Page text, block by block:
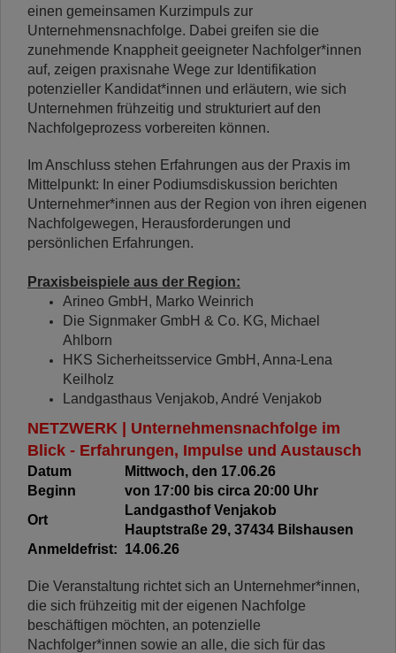
einen gemeinsamen Kurzimpuls zur
Unternehmensnachfolge. Dabei greifen sie die
zunehmende Knappheit geeigneter Nachfolger*innen
auf, zeigen praxisnahe Wege zur Identifikation
potenzieller Kandidat*innen und erläutern, wie sich
Unternehmen frühzeitig und strukturiert auf den
Nachfolgeprozess vorbereiten können.
Im Anschluss stehen Erfahrungen aus der Praxis im
Mittelpunkt: In einer Podiumsdiskussion berichten
Unternehmer*innen aus der Region von ihren eigenen
Nachfolgewegen, Herausforderungen und
persönlichen Erfahrungen.
Praxisbeispiele aus der Region:
Arineo GmbH, Marko Weinrich
Die Signmaker GmbH & Co. KG, Michael
Ahlborn
HKS Sicherheitsservice GmbH, Anna-Lena
Keilholz
Landgasthaus Venjakob, André Venjakob
NETZWERK | Unternehmensnachfolge im
Blick - Erfahrungen, Impulse und Austausch
Datum
Mittwoch, den 17.06.26
Beginn
von 17:00 bis circa 20:00 Uhr
Ort
Landgasthof Venjakob
Hauptstraße 29, 37434 Bilshausen
Anmeldefrist: 14.06.26
Die Veranstaltung richtet sich an Unternehmer*innen,
die sich frühzeitig mit der eigenen Nachfolge
beschäftigen möchten, an potenzielle
Nachfolger*innen sowie an alle, die sich für das